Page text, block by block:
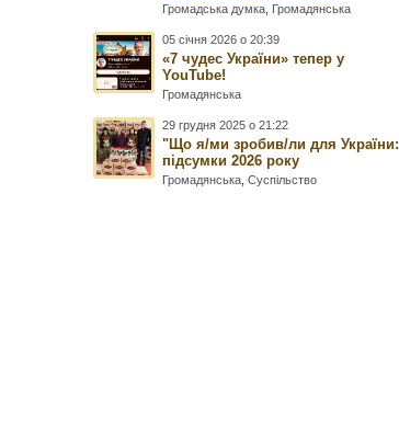
Громадська думка Громадянська
05 січня 2026 о 20:39
«7 чудес України» тепер у
YouTube!
Громадянська
29 грудня 2025 о 21:22
"Що я/ми зробив/ли для України:
підсумки 2026 року
Громадянська ,Суспільство